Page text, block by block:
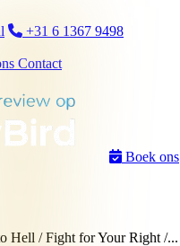
+31 6 1367 9498
Contact
Boek ons
Hell / Fight for Your Right /...